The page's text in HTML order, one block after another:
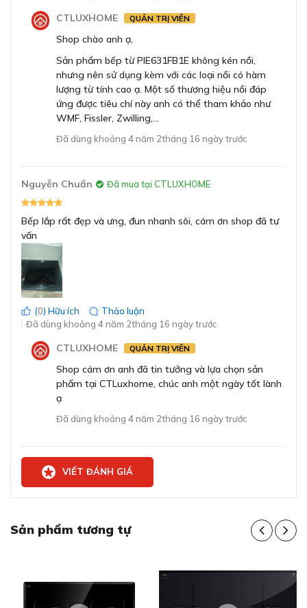
bảng điều khiển DirectSelect.
Bếp từ Bosch PIE631FB1E 4 vùng nấu có bảng điều
khiển DirectSelect với thiết kế sang trọng, độ cảm ứng
nhạy bén. Giao diện thì đơn giản dễ dàng thao tác trong
quá trình nấu ăn. Giúp khách hàng dễ dàng kiểm soát
được nhiệt độ tăng hoặc giảm nhiều lần trong quá trình
dùng được nhanh chóng chỉ với một lần chạm trực tiếp.
Sau mỗi lần chạm các lệnh điều chỉnh bếp từ
PIE631FB1E như mong muốn. Đều được hiển thị bằng
dùng điều chỉnh được nhiệt độ dễ dàng hơn.
Kích hoạt PowerBoost tăng thêm 50%
công suất, nấu nhanh hơn
Chức năng PowerBoost của bếp từ PIE631FB1E có tác
ăn ngay từ công đoạn đầu tiên như đun một nồi nước
sôi cũng chỉ mất thời gian chưa đầy 3 phút.
CTLUXHOME QUẢN TRỊ VIÊN
Shop chào anh ạ,
Sản phẩm bếp từ PIE631FB1E không kén nồi,
nhưng nên sử dụng kèm với các loại nồi có hàm
lượng từ tính cao ạ. Một số thương hiệu nồi đáp
ứng được tiêu chí này anh có thể tham khảo như
WMF, Fissler, Zwilling,...
Đã dùng khoảng 4 năm 2tháng 16 ngày trước
Nguyễn Chuẩn Đã mua tại CTLUXHOME
Bếp lắp rất đẹp và ưng, đun nhanh sôi, cám ơn shop đã tư
vấn
(0) Hữu ích
Thảo luận
Đã dùng khoảng 4 năm 2tháng 16 ngày trước
CTLUXHOME QUẢN TRỊ VIÊN
Shop cám ơn anh đã tin tưởng và lựa chọn sản
phẩm tại CTLuxhome, chúc anh một ngày tốt lành
ạ
Đã dùng khoảng 4 năm 2tháng 16 ngày trước
VIẾT ĐÁNH GIÁ
Sản phẩm tương tự